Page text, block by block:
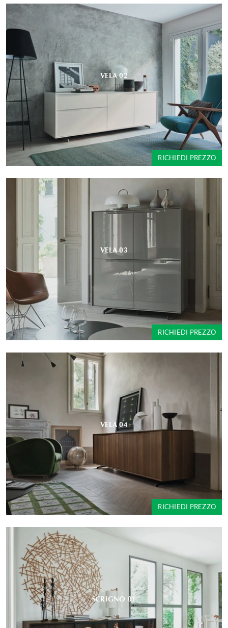
VELA 02
RICHIEDI PREZZO
VELA 03
RICHIEDI PREZZO
VELA 04
RICHIEDI PREZZO
SCRIGNO 01